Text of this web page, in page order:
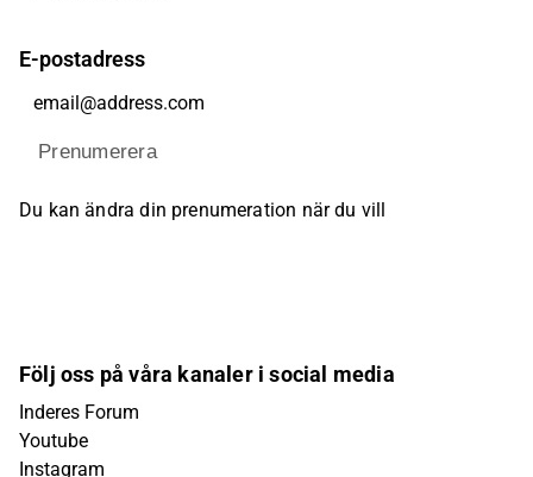
E-postadress
Prenumerera
Du kan ändra din prenumeration när du vill
Följ oss på våra kanaler i social media
Inderes Forum
Youtube
Instagram